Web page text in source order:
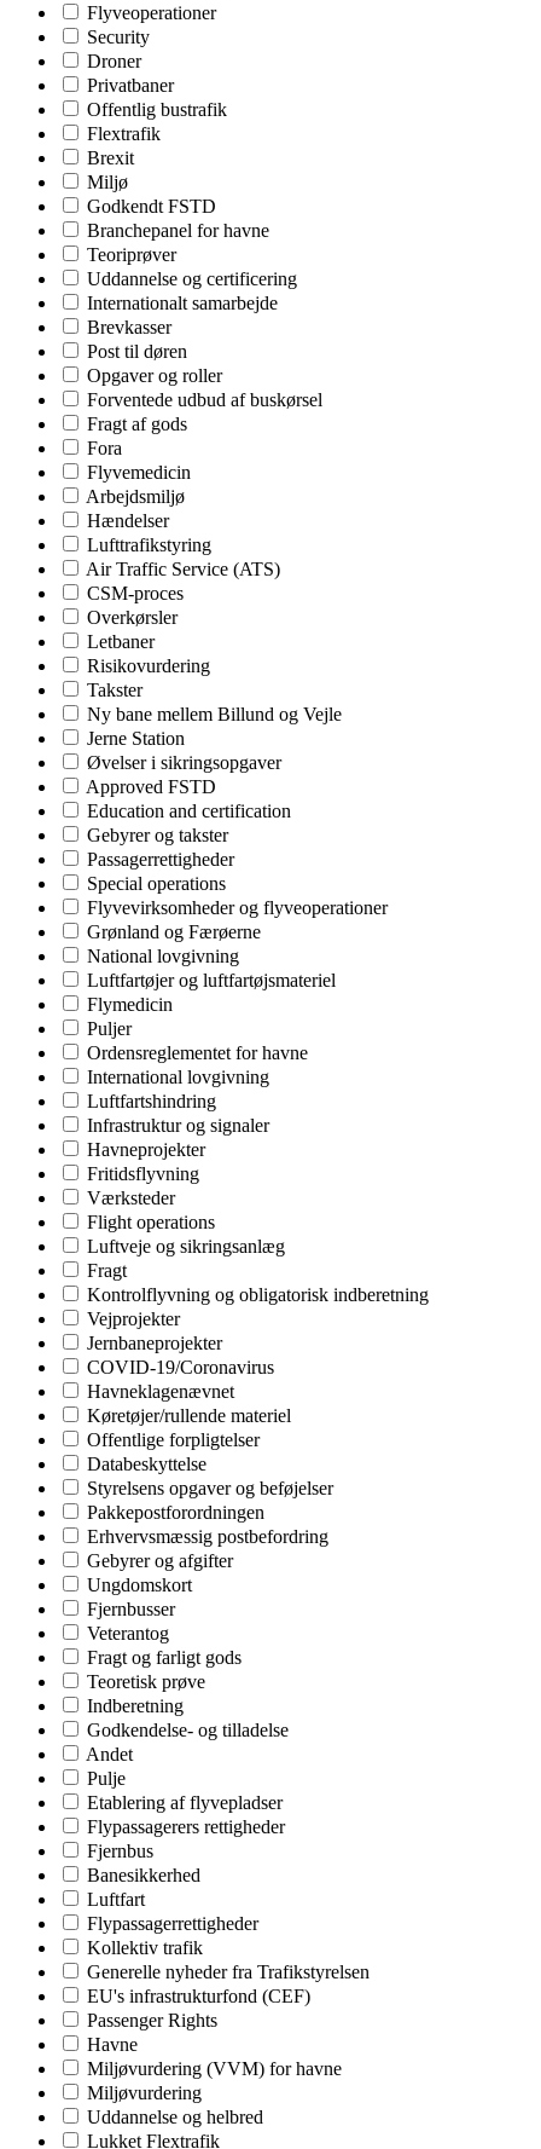
Flyveoperationer
Security
Droner
Privatbaner
Offentlig bustrafik
Flextrafik
Brexit
Miljø
Godkendt FSTD
Branchepanel for havne
Teoriprøver
Uddannelse og certificering
Internationalt samarbejde
Brevkasser
Post til døren
Opgaver og roller
Forventede udbud af buskørsel
Fragt af gods
Fora
Flyvemedicin
Arbejdsmiljø
Hændelser
Lufttrafikstyring
Air Traffic Service (ATS)
CSM-proces
Overkørsler
Letbaner
Risikovurdering
Takster
Ny bane mellem Billund og Vejle
Jerne Station
Øvelser i sikringsopgaver
Approved FSTD
Education and certification
Gebyrer og takster
Passagerrettigheder
Special operations
Flyvevirksomheder og flyveoperationer
Grønland og Færøerne
National lovgivning
Luftfartøjer og luftfartøjsmateriel
Flymedicin
Puljer
Ordensreglementet for havne
International lovgivning
Luftfartshindring
Infrastruktur og signaler
Havneprojekter
Fritidsflyvning
Værksteder
Flight operations
Luftveje og sikringsanlæg
Fragt
Kontrolflyvning og obligatorisk indberetning
Vejprojekter
Jernbaneprojekter
COVID-19/Coronavirus
Havneklagenævnet
Køretøjer/rullende materiel
Offentlige forpligtelser
Databeskyttelse
Styrelsens opgaver og beføjelser
Pakkepostforordningen
Erhvervsmæssig postbefordring
Gebyrer og afgifter
Ungdomskort
Fjernbusser
Veterantog
Fragt og farligt gods
Teoretisk prøve
Indberetning
Godkendelse- og tilladelse
Andet
Pulje
Etablering af flyvepladser
Flypassagerers rettigheder
Fjernbus
Banesikkerhed
Luftfart
Flypassagerrettigheder
Kollektiv trafik
Generelle nyheder fra Trafikstyrelsen
EU's infrastrukturfond (CEF)
Passenger Rights
Havne
Miljøvurdering (VVM) for havne
Miljøvurdering
Uddannelse og helbred
Lukket Flextrafik